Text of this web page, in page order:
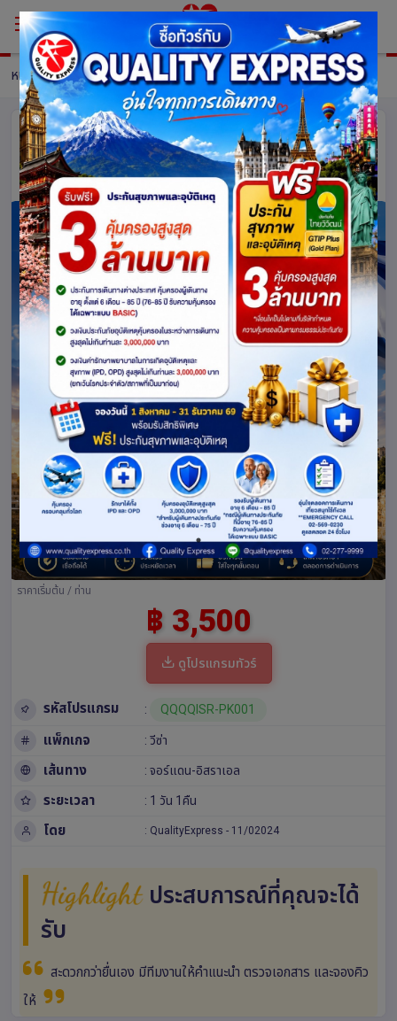
หน้าหลัก แพ็กเกจ รายละเอียดแพ็คเกจ
บริการรับยื่นเอกสารอิสราเอล (ISRAEL)
อิสราเอล 1334 4.0
ราคาเริ่มต้น / ท่าน
฿ 3,500
ดูโปรแกรมทัวร์
รหัสโปรแกรม : QQQQISR-PK001
แพ็กเกจ : วีซ่า
เส้นทาง : จอร์แดน-อิสราเอล
ระยะเวลา : 1 วัน 1คืน
โดย : QualityExpress - 11/02024
Highlight ประสบการณ์ที่คุณจะได้
รับ
สะดวกกว่ายื่นเอง มีทีมงานให้คำแนะนำ ตรวจเอกสาร และจองคิว
ให้